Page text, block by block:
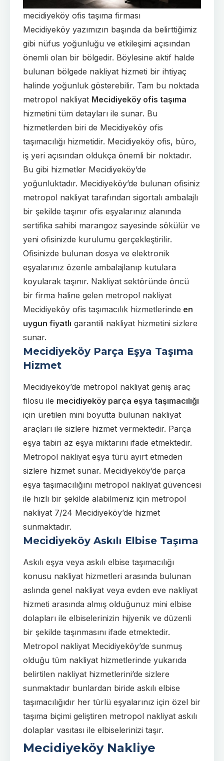
mecidiyeköy ofis taşıma firması
Mecidiyeköy yazımızın başında da belirttiğimiz
gibi nüfus yoğunluğu ve etkileşimi açısından
önemli olan bir bölgedir. Böylesine aktif halde
bulunan bölgede nakliyat hizmeti bir ihtiyaç
halinde yoğunluk gösterebilir. Tam bu noktada
metropol nakliyat Mecidiyeköy ofis taşıma
hizmetini tüm detayları ile sunar. Bu
hizmetlerden biri de Mecidiyeköy ofis
taşımacılığı hizmetidir. Mecidiyeköy ofis, büro,
iş yeri açısından oldukça önemli bir noktadır.
Bu gibi hizmetler Mecidiyeköy’de
yoğunluktadır. Mecidiyeköy’de bulunan ofisiniz
metropol nakliyat tarafından sigortalı ambalajlı
bir şekilde taşınır ofis eşyalarınız alanında
sertifika sahibi marangoz sayesinde sökülür ve
yeni ofisinizde kurulumu gerçekleştirilir.
Ofisinizde bulunan dosya ve elektronik
eşyalarınız özenle ambalajlanıp kutulara
koyularak taşınır. Nakliyat sektöründe öncü
bir firma haline gelen metropol nakliyat
Mecidiyeköy ofis taşımacılık hizmetlerinde en
uygun fiyatlı garantili nakliyat hizmetini sizlere
sunar.
Mecidiyeköy Parça Eşya Taşıma
Hizmet
Mecidiyeköy’de metropol nakliyat geniş araç
filosu ile mecidiyeköy parça eşya taşımacılığı
için üretilen mini boyutta bulunan nakliyat
araçları ile sizlere hizmet vermektedir. Parça
eşya tabiri az eşya miktarını ifade etmektedir.
Metropol nakliyat eşya türü ayırt etmeden
sizlere hizmet sunar. Mecidiyeköy’de parça
eşya taşımacılığını metropol nakliyat güvencesi
ile hızlı bir şekilde alabilmeniz için metropol
nakliyat 7/24 Mecidiyeköy’de hizmet
sunmaktadır.
Mecidiyeköy Askılı Elbise Taşıma
Askılı eşya veya askılı elbise taşımacılığı
konusu nakliyat hizmetleri arasında bulunan
aslında genel nakliyat veya evden eve nakliyat
hizmeti arasında almış olduğunuz mini elbise
dolapları ile elbiselerinizin hijyenik ve düzenli
bir şekilde taşınmasını ifade etmektedir.
Metropol nakliyat Mecidiyeköy’de sunmuş
olduğu tüm nakliyat hizmetlerinde yukarıda
belirtilen nakliyat hizmetlerini’de sizlere
sunmaktadır bunlardan biride askılı elbise
taşımacılığıdır her türlü eşyalarınız için özel bir
taşıma biçimi geliştiren metropol nakliyat askılı
dolaplar vasıtası ile elbiselerinizi taşır.
Mecidiyeköy Nakliye